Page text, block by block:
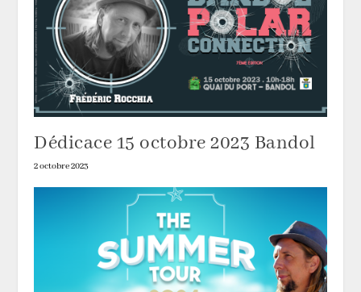
Dédicace 15 octobre 2023 Bandol
2 octobre 2023